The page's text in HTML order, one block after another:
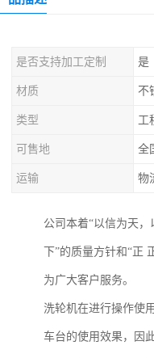
是否支持加工定制 是
材质 不
类型 工
可售地 全
运输 物
公司本着“以信为天
下”的质量方针和“正
为广大客户服务。
洗轮机在进行操作使
车台的使用效果，因